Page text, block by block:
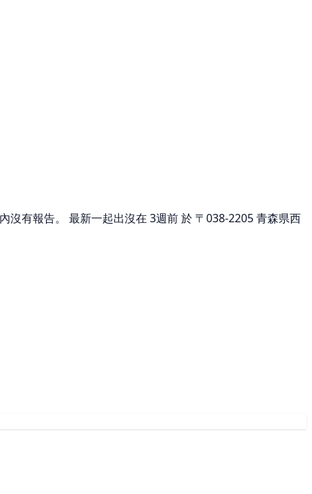
沒有報告。 最新一起出沒在 3週前 於 〒038-2205 青森県西